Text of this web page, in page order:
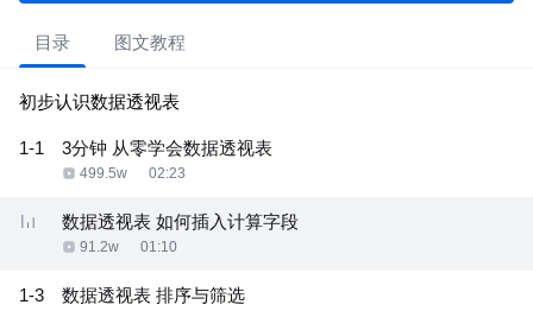
目录 图文教程
初步认识数据透视表
1-1 3分钟 从零学会数据透视表
499.5w 02:23
数据透视表 如何插入计算字段
91.2w 01:10
1-3 数据透视表 排序与筛选